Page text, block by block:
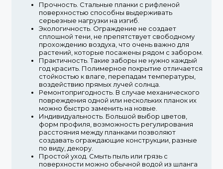
Прочность. Стальные планки с рифленой
поверхностью способны выдерживать
серьезные нагрузки на изгиб.
Экологичность. Ограждение не создает
сплошной тени, не препятствует свободному
прохождению воздуха, что очень важно для
растений, которые посажены рядом с забором.
Практичность. Такие заборы не нужно каждый
год красить. Полимерное покрытие отличается
стойкостью к влаге, перепадам температуры,
воздействию прямых лучей солнца.
Ремонтопригодность. В случае механического
повреждения одной или нескольких планок их
можно быстро заменить на новые.
Индивидуальность. Большой выбор цветов,
форм профиля, возможность регулирования
расстояния между планками позволяют
создавать ограждающие конструкции, разные
по виду, декору.
Простой уход. Смыть пыль или грязь с
поверхности можно обычной водой из шланга